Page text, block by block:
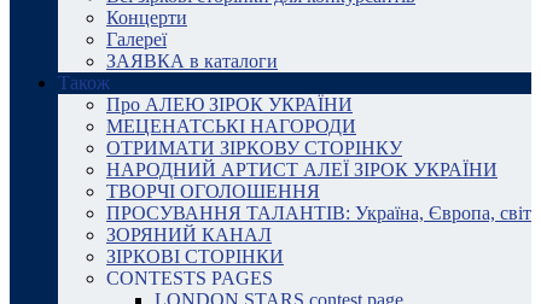
Концерти
Галереї
ЗАЯВКА в каталоги
Також
Про АЛЕЮ ЗІРОК УКРАЇНИ
МЕЦЕНАТСЬКІ НАГОРОДИ
ОТРИМАТИ ЗІРКОВУ СТОРІНКУ
НАРОДНИЙ АРТИСТ АЛЕЇ ЗІРОК УКРАЇНИ
ТВОРЧІ ОГОЛОШЕННЯ
ПРОСУВАННЯ ТАЛАНТІВ: Україна, Європа, світ
ЗОРЯНИЙ КАНАЛ
ЗІРКОВІ СТОРІНКИ
CONTESTS PAGES
LONDON STARS contest page